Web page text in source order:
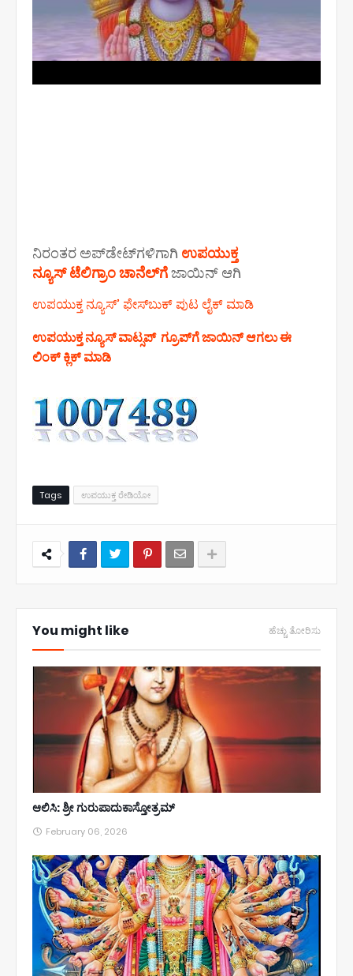
ನಿರಂತರ ಅಪ್‌ಡೇಟ್‌ಗಳಿಗಾಗಿ ಉಪಯುಕ್ತ
ನ್ಯೂಸ್‌ ಟೆಲಿಗ್ರಾಂ ಚಾನೆಲ್‌ಗೆಜಾಯಿನ್‌ ಆಗಿ
ಉಪಯುಕ್ತ ನ್ಯೂಸ್‌’ ಫೇಸ್‌ಬುಕ್ ಪುಟ ಲೈಕ್ ಮಾಡಿ
ಉಪಯುಕ್ತ ನ್ಯೂಸ್‌ ವಾಟ್ಸಪ್‌ ಗ್ರೂಪ್‌ಗೆ ಜಾಯಿನ್ ಆಗಲು ಈ
ಲಿಂಕ್ ಕ್ಲಿಕ್ ಮಾಡಿ
Tags ಉಪಯುಕ್ತ ರೇಡಿಯೋ
You might like ಹೆಚ್ಚು ತೋರಿಸು
ಆಲಿಸಿ: ಶ್ರೀ ಗುರುಪಾದುಕಾಸ್ತೋತ್ರಮ್
February 06, 2026